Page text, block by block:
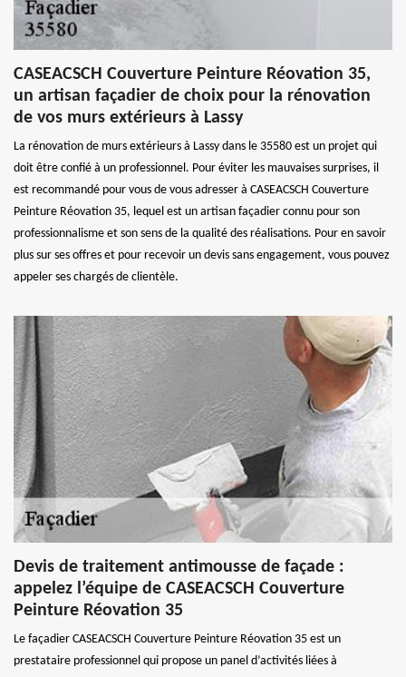
CASEACSCH Couverture Peinture Réovation 35,
un artisan façadier de choix pour la rénovation
de vos murs extérieurs à Lassy
La rénovation de murs extérieurs à Lassy dans le 35580 est un projet qui
doit être confié à un professionnel. Pour éviter les mauvaises surprises, il
est recommandé pour vous de vous adresser à CASEACSCH Couverture
Peinture Réovation 35, lequel est un artisan façadier connu pour son
professionnalisme et son sens de la qualité des réalisations. Pour en savoir
plus sur ses offres et pour recevoir un devis sans engagement, vous pouvez
appeler ses chargés de clientèle.
Devis de traitement antimousse de façade :
appelez l’équipe de CASEACSCH Couverture
Peinture Réovation 35
Le façadier CASEACSCH Couverture Peinture Réovation 35 est un
prestataire professionnel qui propose un panel d’activités liées à